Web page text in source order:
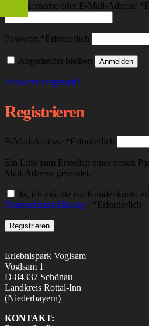
Benutzername oder E-Mail-Adresse *
Passwort * Erforderlich
Angemeldet bleiben Anmelden
Passwort vergessen?
Registrieren
E-Mail-Adresse * Erforderlich
Ein Link zum Erstellen eines neuen
Mail-Adresse gesendet.
Ja, ich möchte ein Kundenkonto
Datenschutzerklärung. * Erforderlich
Registrieren
Erlebnispark Voglsam
Voglsam 1
D-84337 Schönau
Landkreis Rottal-Inn
(Niederbayern)
KONTAKT: